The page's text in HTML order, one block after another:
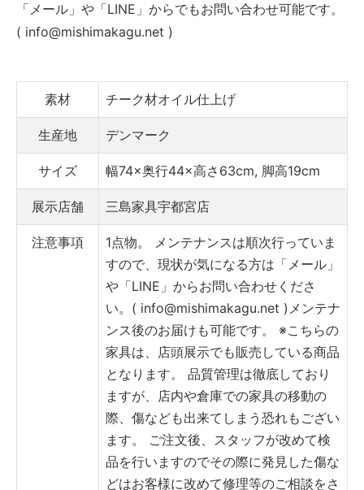
「メール」や「LINE」からでもお問い合わせ可能です。
( info@mishimakagu.net )
素材 チーク材オイル仕上げ
生産地 デンマーク
サイズ 幅74×奥行44×高さ63cm, 脚高19cm
展示店舗 三島家具宇都宮店
注意事項 1点物。
メンテナンスは順次行っていま
すので、現状が気になる方は「メール」
や「LINE」からお問い合わせくださ
い。( info@mishimakagu.net ) メンテナ
ンス後のお届けも可能です。
※こちらの
家具は、店頭展示でも販売している商品
となります。
品質管理は徹底しており
ますが、店内や倉庫での家具の移動の
際、傷なども出来てしまう恐れもござい
ます。
ご注文後、スタッフが改めて検
品を行いますのでその際に発見した傷な
どはお客様に改めて修理等のご相談をさ